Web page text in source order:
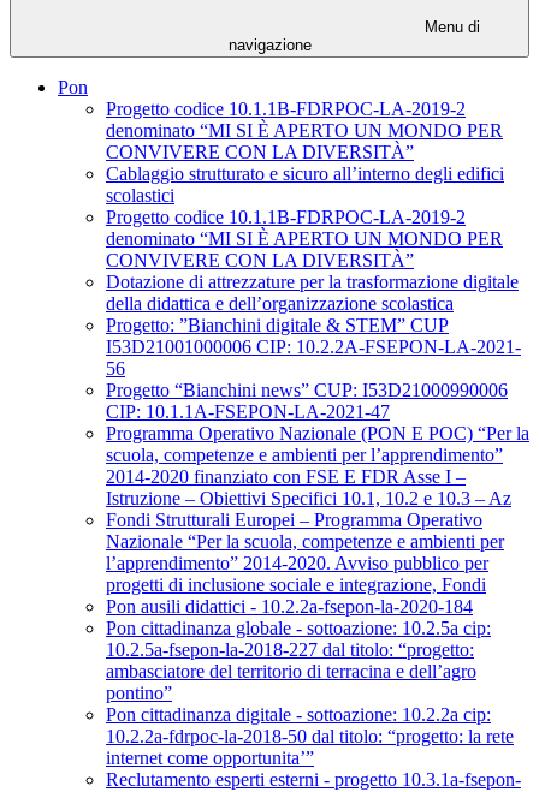
Menu di
navigazione
Pon
Progetto codice 10.1.1B-FDRPOC-LA-2019-2
denominato “MI SI È APERTO UN MONDO PER
CONVIVERE CON LA DIVERSITÀ”
Cablaggio strutturato e sicuro all’interno degli edifici
scolastici
Progetto codice 10.1.1B-FDRPOC-LA-2019-2
denominato “MI SI È APERTO UN MONDO PER
CONVIVERE CON LA DIVERSITÀ”
Dotazione di attrezzature per la trasformazione digitale
della didattica e dell’organizzazione scolastica
Progetto: ”Bianchini digitale & STEM” CUP
I53D21001000006 CIP: 10.2.2A-FSEPON-LA-2021-
56
Progetto “Bianchini news” CUP: I53D21000990006
CIP: 10.1.1A-FSEPON-LA-2021-47
Programma Operativo Nazionale (PON E POC) “Per la
scuola, competenze e ambienti per l’apprendimento”
2014-2020 finanziato con FSE E FDR Asse I –
Istruzione – Obiettivi Specifici 10.1, 10.2 e 10.3 – Az
Fondi Strutturali Europei – Programma Operativo
Nazionale “Per la scuola, competenze e ambienti per
l’apprendimento” 2014-2020. Avviso pubblico per
progetti di inclusione sociale e integrazione, Fondi
Pon ausili didattici - 10.2.2a-fsepon-la-2020-184
Pon cittadinanza globale - sottoazione: 10.2.5a cip:
10.2.5a-fsepon-la-2018-227 dal titolo: “progetto:
ambasciatore del territorio di terracina e dell’agro
pontino”
Pon cittadinanza digitale - sottoazione: 10.2.2a cip:
10.2.2a-fdrpoc-la-2018-50 dal titolo: “progetto: la rete
internet come opportunita’”
Reclutamento esperti esterni - progetto 10.3.1a-fsepon-